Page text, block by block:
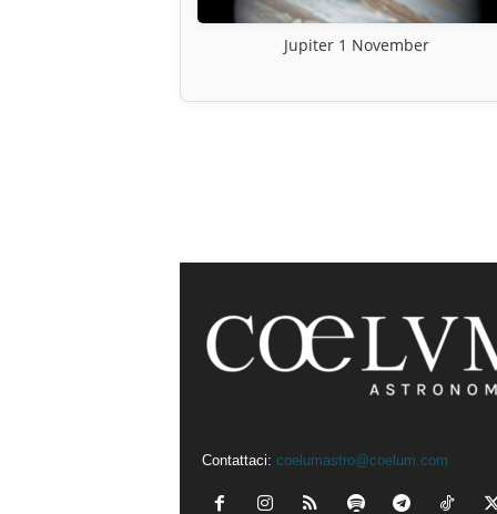
Jupiter 1 November
Contattaci: coelumastro@coelum.com